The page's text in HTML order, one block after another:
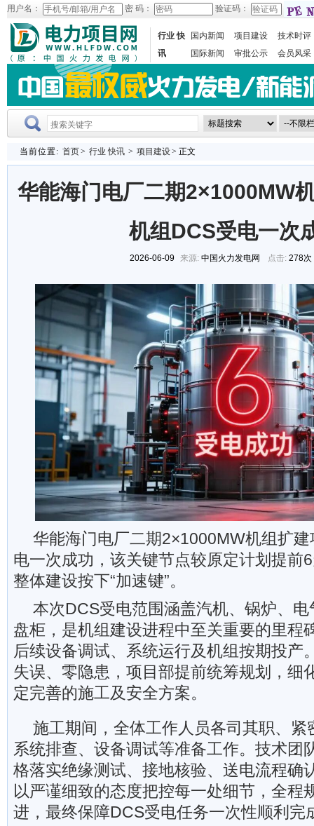
用户名： 密 码： 验证码：
行业 快
讯
国内新闻 项目建设
技术时评
国际新闻
审批公示 会员风采
当前位置: 首页> 行业 快讯 > 项目建设> 正文
华能海门电厂二期2×1000MW
机组DCS受电一次
2026-06-09 来源: 中国火力发电网 点击: 278次
华能海门电厂二期2×1000MW机组扩
电一次成功，该关键节点较原定计划提前
整体建设按下“加速键”。
本次DCS受电范围涵盖汽机、锅炉、
盘柜，是机组建设进程中至关重要的里程
后续设备调试、系统运行及机组按期投产
失误、零隐患，项目部提前统筹规划，细
定完善的施工及安全方案。
施工期间，全体工作人员各司其职、紧
系统排查、设备调试等准备工作。技术团
格落实绝缘测试、接地核验、送电流程确
以严谨细致的态度把控每一处细节，全程
进，最终保障DCS受电任务一次性顺利完